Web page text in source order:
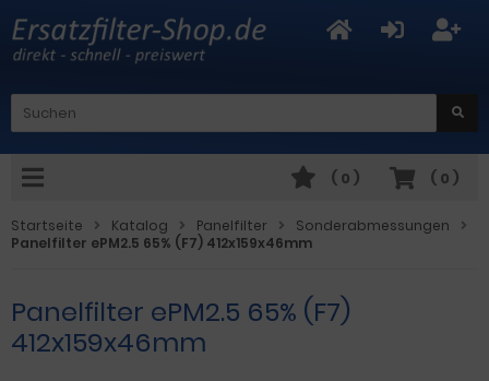
( 0 )
( 0 )
Startseite Katalog Panelfilter
Sonderabmessungen
Panelfilter ePM2.5 65% (F7) 412x159x46mm
Panelfilter ePM2.5 65% (F7)
412x159x46mm